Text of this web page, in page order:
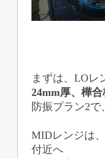
まずは、LOレ
24mm厚、樺
防振プラン2
MIDレンジは
付近へ